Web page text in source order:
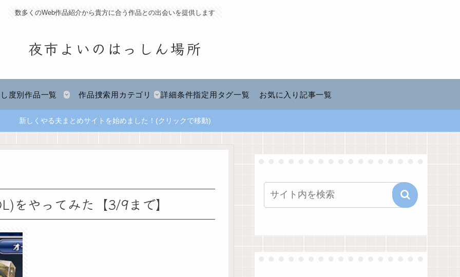
数多くのWeb作品紹介から貴方に合う作品との出会いを提供します
夜市よいのはっしん場所
度別作品一覧 作品捜索用カテゴリ 詳細条件指定用タグ一覧 お気に入り記事一覧
新しくやる夫まとめサイトを始めました！(クリックで移動)
をやってみた【3/9まで】